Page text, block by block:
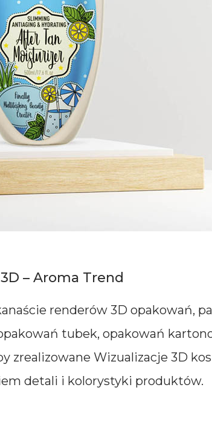
– Aroma Trend
renderów 3D opakowań,
tubek, opakowań
zrealizowane Wizualizacje 3D
detali i kolorystyki produktów.